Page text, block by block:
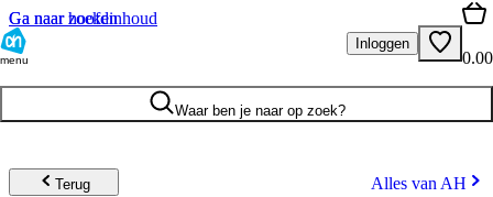
Ga naar hoofdinhoud
Ga naar zoeken
menu
Inloggen
0.00
Waar ben je naar op zoek?
Terug Alles van AH